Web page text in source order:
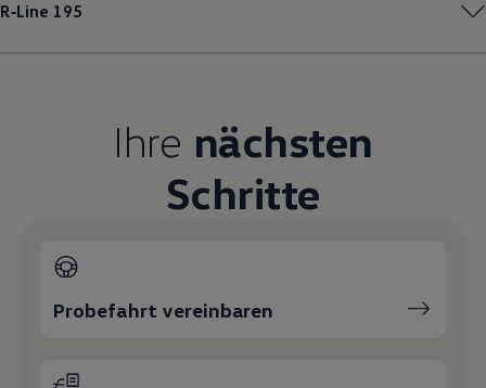
Pannen- und Unfallhilfe
Volkswagen Kundenbetreuung
R‑Line 195
Ihre nächsten
Schritte
Probefahrt vereinbaren